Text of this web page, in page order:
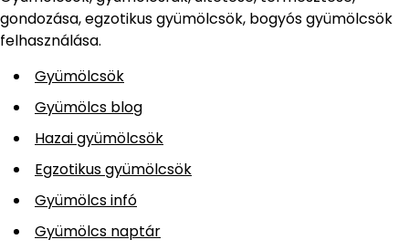
gondozása, egzotikus gyümölcsök, bogyós gyümölcsök
felhasználása.
Gyümölcsök
Gyümölcs blog
Hazai gyümölcsök
Egzotikus gyümölcsök
Gyümölcs infó
Gyümölcs naptár